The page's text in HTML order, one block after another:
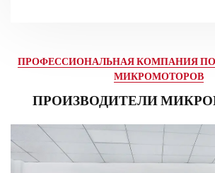
ПРОФЕССИОНАЛЬНАЯ КОМПАНИЯ ПО
МИКРОМОТОРОВ
ПРОИЗВОДИТЕЛИ